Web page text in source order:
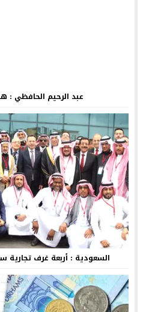
عبد الرحيم الحافظي :
السعودية : أربعة غرف